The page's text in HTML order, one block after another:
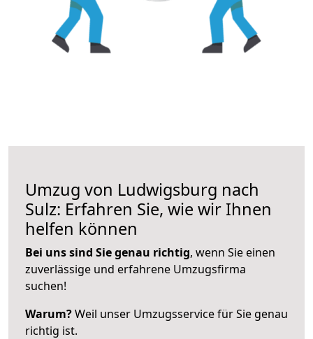
Umzug von Ludwigsburg nach
Sulz: Erfahren Sie, wie wir Ihnen
helfen können
Bei uns sind Sie genau richtig, wenn Sie einen
zuverlässige und erfahrene Umzugsfirma
suchen!
Warum?Weil unser Umzugsservice für Sie genau
richtig ist.